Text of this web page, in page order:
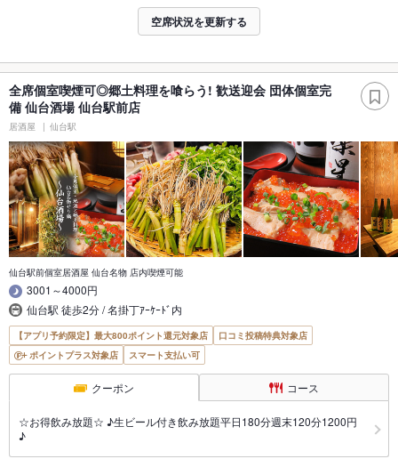
空席状況を更新する
全席個室喫煙可◎郷土料理を喰らう! 歓送迎会 団体個室完
備 仙台酒場 仙台駅前店
居酒屋 仙台駅
仙台駅前個室居酒屋 仙台名物 店内喫煙可能
3001～4000円
仙台駅 徒歩2分 / 名掛丁ｱｰｹｰﾄﾞ内
【アプリ予約限定】最大800ポイント還元対象店
口コミ投稿特典対象店
ポイントプラス対象店
スマート支払い可
クーポン コース
☆お得飲み放題☆ ♪生ビール付き飲み放題平日180分週末120分1200円
♪